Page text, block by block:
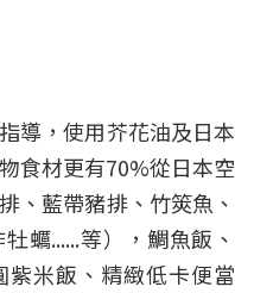
導，使用芥花油及日本
食材更有70%從日本空
、藍帶豬排、竹筴魚、
蠣......等），鯛魚飯、
米飯、精緻低卡便當